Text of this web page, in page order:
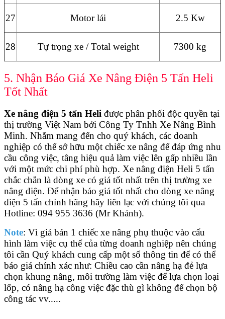
27 Motor lái 2.5 Kw
28 Tự trọng xe / Total weight 7300 kg
5. Nhận Báo Giá Xe Nâng Điện 5 Tấn Heli
Tốt Nhất
Xe nâng điện 5 tấn Heli được phân phối độc quyền tại
thị trường Việt Nam bởi Công Ty Tnhh Xe Nâng Bình
Minh. Nhằm mang đến cho quý khách, các doanh
nghiệp có thể sở hữu một chiếc xe nâng để đáp ứng nhu
cầu công việc, tâng hiệu quả làm việc lên gấp nhiều lần
với một mức chi phí phù hợp. Xe nâng điện Heli 5 tấn
chắc chắn là dòng xe có giá tốt nhất trên thị trường xe
nâng điện. Để nhận báo giá tốt nhất cho dòng xe nâng
điện 5 tấn chính hãng hãy liên lạc với chúng tôi qua
Hotline: 094 955 3636 (Mr Khánh).
Note: Vì giá bán 1 chiếc xe nâng phụ thuộc vào cấu
hình làm việc cụ thể của từng doanh nghiệp nên chúng
tôi cần Quý khách cung cấp một số thông tin để có thể
báo giá chính xác như: Chiều cao cần nâng hạ đẻ lựa
chọn khung nâng, môi trường làm việc để lựa chọn loại
lốp, có nâng hạ công việc đặc thù gì không để chọn bộ
công tác vv.....